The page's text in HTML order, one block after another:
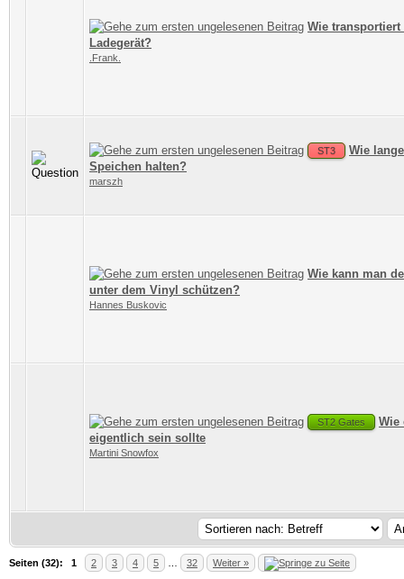
Wie transportiert
Ladegerät?
.Frank.
ST3
Wie
Speichen halten?
marszh
Wie kann man
unter dem Vinyl schützen?
Hannes Buskovic
ST2 Gates
Wie
eigentlich sein sollte
Martini Snowfox
Seiten (32): 1 2 3 4 5 32 Weiter »